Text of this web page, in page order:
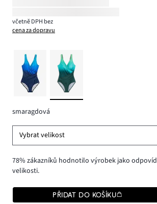
včetně DPH bez
cena za dopravu
smaragdová
Vybrat velikost
78% zákazníků hodnotilo výrobek jako
velikosti.
PŘIDAT DO KOŠÍKU